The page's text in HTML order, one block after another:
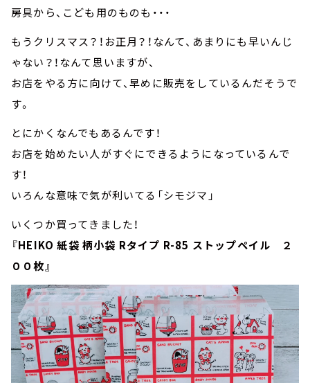
房具から、こども用のものも・・・
もうクリスマス？！お正月？！なんて、あまりにも早いんじ
ゃない？！なんて思いますが、
お店をやる方に向けて、早めに販売をしているんだそうで
す。
とにかくなんでもあるんです！
お店を始めたい人がすぐにできるようになっているんで
す！
いろんな意味で気が利いてる「シモジマ」
いくつか買ってきました！
『HEIKO 紙袋 柄小袋 Rタイプ R-85 ストップペイル ２
００枚』